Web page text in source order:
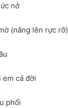
nở
(nắng lên rực rỡ)
em cả đời
phổi